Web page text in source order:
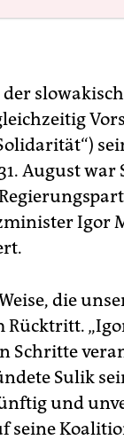
August
Igor
die
Rücktritt.
Schritte
Sulik
und
seine